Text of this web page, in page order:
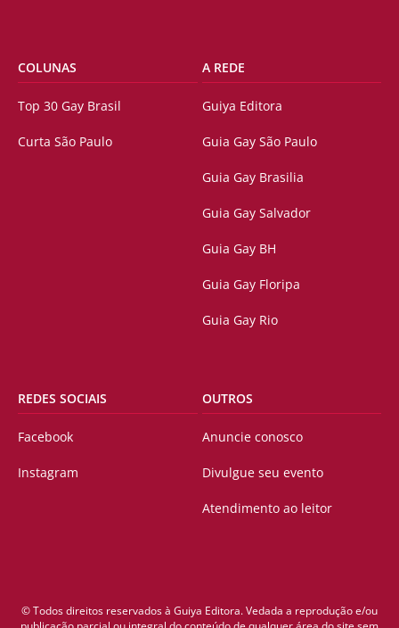
COLUNAS
Top 30 Gay Brasil
Curta São Paulo
A REDE
Guiya Editora
Guia Gay São Paulo
Guia Gay Brasilia
Guia Gay Salvador
Guia Gay BH
Guia Gay Floripa
Guia Gay Rio
REDES SOCIAIS
Facebook
Instagram
OUTROS
Anuncie conosco
Divulgue seu evento
Atendimento ao leitor
© Todos direitos reservados à Guiya Editora. Vedada a reprodução e/ou